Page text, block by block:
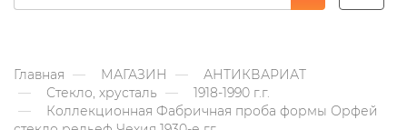
Главная МАГАЗИН
АНТИКВАРИАТ
Стекло, хрусталь
1918-1990 г.г.
Коллекционная Фабричная проба формы Орфей